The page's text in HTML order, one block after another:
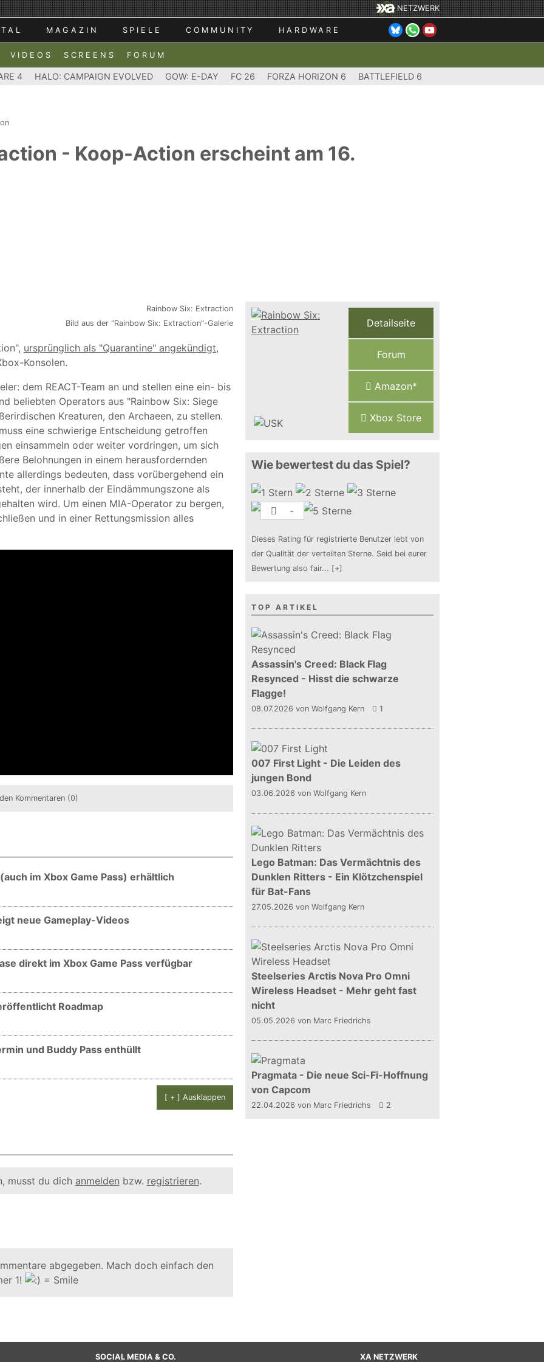
NETZWERK
MAGAZIN SPIELE COMMUNITY HARDWARE
VIDEOS SCREENS FORUM
4 HALO: CAMPAIGN EVOLVED GOW: E-DAY FC 26 FORZA HORIZON 6 BATTLEFIELD 6
- Koop-Action erscheint am 16.
Bild aus der "Rainbow Six: Extraction"-Galerie
ursprünglich als "Quarantine" angekündigt,
Konsolen.
dem REACT-Team an und stellen eine ein- bis
beliebten Operators aus "Rainbow Six: Siege
Kreaturen, den Archaeen, zu stellen.
eine schwierige Entscheidung getroffen
einsammeln oder weiter vordringen, um sich
Belohnungen in einem herausfordernden
allerdings bedeuten, dass vorübergehend ein
der innerhalb der Eindämmungszone als
wird. Um einen MIA-Operator zu bergen,
und in einer Rettungsmission alles
Kommentaren (0)
im Xbox Game Pass) erhältlich
neue Gameplay-Videos
direkt im Xbox Game Pass verfügbar
Roadmap
und Buddy Pass enthüllt
[ + ] Ausklappen
musst du dich anmelden bzw. registrieren.
abgegeben. Mach doch einfach den
1!
Detailseite
Forum
Amazon*
Xbox Store
Wie bewertest du das Spiel?
-
Dieses Rating für registrierte Benutzer lebt von
der Qualität der verteilten Sterne. Seid bei eurer
Bewertung also fair... [+]
TOP ARTIKEL
Assassin's Creed: Black Flag
Resynced - Hisst die schwarze
Flagge!
08.07.2026 von Wolfgang Kern 1
007 First Light - Die Leiden des
jungen Bond
03.06.2026 von Wolfgang Kern
Lego Batman: Das Vermächtnis des
Dunklen Ritters - Ein Klötzchenspiel
für Bat-Fans
27.05.2026 von Wolfgang Kern
Steelseries Arctis Nova Pro Omni
Wireless Headset - Mehr geht fast
nicht
05.05.2026 von Marc Friedrichs
Pragmata - Die neue Sci-Fi-Hoffnung
von Capcom
22.04.2026 von Marc Friedrichs 2
SOCIAL MEDIA & CO. XA NETZWERK